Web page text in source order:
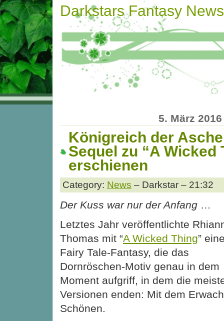
Darkstars Fantasy News
5. März 2016
Königreich der Asche
Sequel zu “A Wicked
erschienen
Category: News – Darkstar – 21:32
Der Kuss war nur der Anfang …
Letztes Jahr veröffentlichte
Thomas mit “A Wicked Thing”
Fairy Tale-Fantasy, die das
Dornröschen-Motiv genau in dem
Moment aufgriff, in dem die
Versionen enden: Mit dem
Schönen.